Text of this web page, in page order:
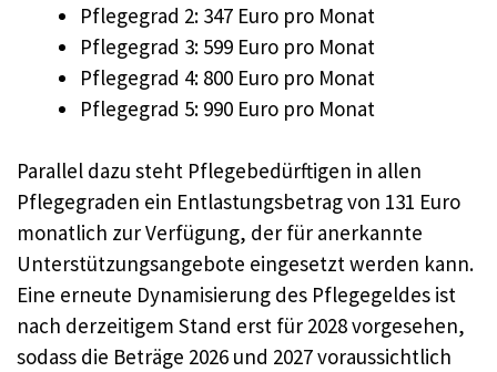
Pflegegrad 2: 347 Euro pro Monat
Pflegegrad 3: 599 Euro pro Monat
Pflegegrad 4: 800 Euro pro Monat
Pflegegrad 5: 990 Euro pro Monat
Parallel dazu steht Pflegebedürftigen in allen
Pflegegraden ein Entlastungsbetrag von 131 Euro
monatlich zur Verfügung, der für anerkannte
Unterstützungsangebote eingesetzt werden kann.
Eine erneute Dynamisierung des Pflegegeldes ist
nach derzeitigem Stand erst für 2028 vorgesehen,
sodass die Beträge 2026 und 2027 voraussichtlich